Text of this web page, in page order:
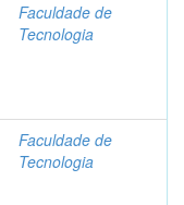
Faculdade de
Tecnologia
Faculdade de
Tecnologia